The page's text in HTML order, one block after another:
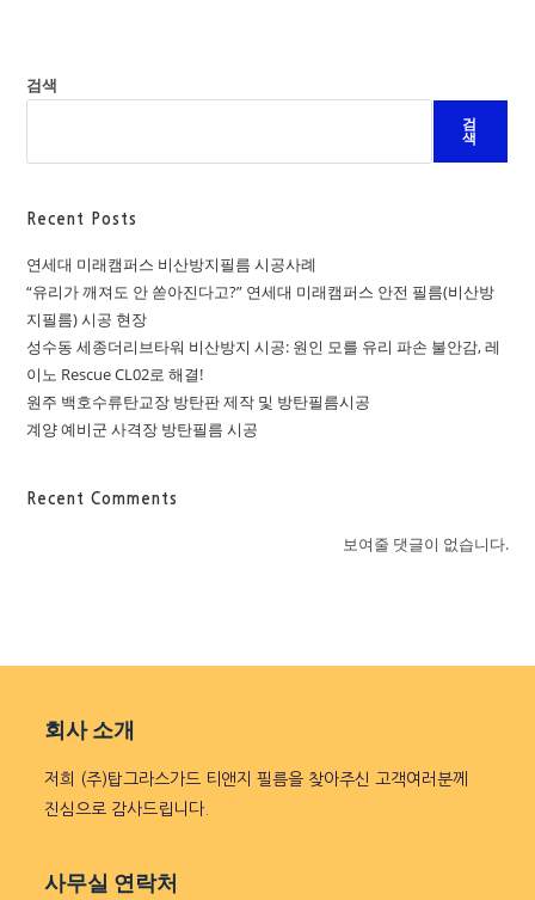
검색
검
색
Recent Posts
연세대 미래캠퍼스 비산방지필름 시공사례
“유리가 깨져도 안 쏟아진다고?” 연세대 미래캠퍼스 안전 필름(비산방
지필름) 시공 현장
성수동 세종더리브타워 비산방지 시공: 원인 모를 유리 파손 불안감, 레
이노 Rescue CL02로 해결!
원주 백호수류탄교장 방탄판 제작 및 방탄필름시공
계양 예비군 사격장 방탄필름 시공
Recent Comments
보여줄 댓글이 없습니다.
회사 소개
저희 (주)탑그라스가드 티앤지 필름을 찾아주신 고객여러분께
진심으로 감사드립니다.
사무실 연락처